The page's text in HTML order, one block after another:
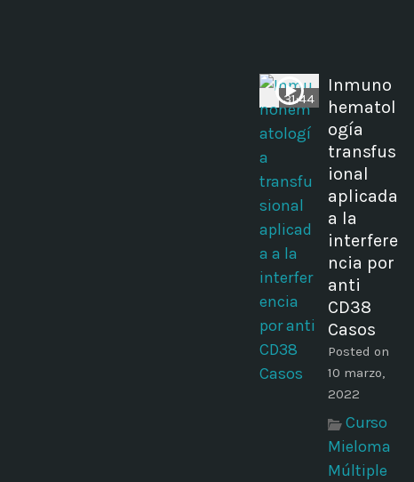
31:44
Inmuno
hematol
ogía
transfus
ional
aplicada
a la
interfere
ncia por
anti
CD38
Casos
Posted on
10 marzo,
2022
Curso
Mieloma
Múltiple